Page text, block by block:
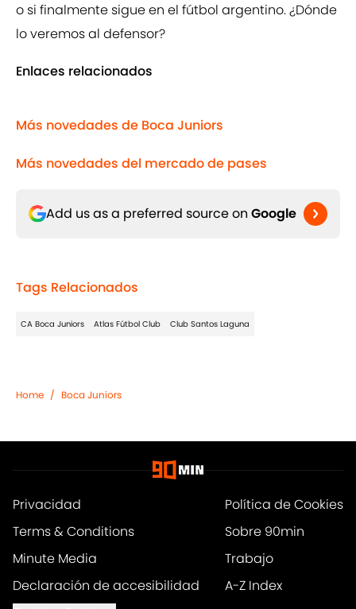
o si finalmente sigue en el fútbol argentino. ¿Dónde
lo veremos al defensor?
Enlaces relacionados
Más novedades de Boca Juniors
Más novedades del mercado de pases
Add us as a preferred source on Google
Tags Relacionados
CA Boca Juniors Atlas Fútbol Club Club Santos Laguna
Home / Boca Juniors
Privacidad
Política de Cookies
Terms & Conditions
Sobre 90min
Minute Media
Trabajo
Declaración de accesibilidad
A-Z Index